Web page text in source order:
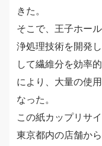
きた。
そこで、王子ホー
浄処理技術を開発
して繊維分を効率
により、大量の使
なった。
この紙カップリサ
東京都内の店舗か